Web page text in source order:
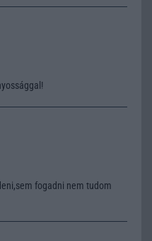
fogadni nem tudom